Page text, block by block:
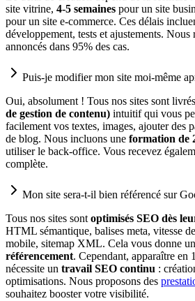
site vitrine, 4-5 semaines pour un site
pour un site e-commerce. Ces délais
développement, tests et ajustements. Nous
annoncés dans 95% des cas.
Puis-je modifier mon site moi-même
Oui, absolument ! Tous nos sites sont
de gestion de contenu) intuitif qui vous
facilement vos textes, images, ajouter des
de blog. Nous incluons une formation de
utiliser le back-office. Vous recevez
complète.
Mon site sera-t-il bien référencé sur
Tous nos sites sont optimisés SEO dès
HTML sémantique, balises meta, vitesse
mobile, sitemap XML. Cela vous donne
référencement. Cependant, apparaître en
nécessite un travail SEO continu :
optimisations. Nous proposons des
souhaitez booster votre visibilité.